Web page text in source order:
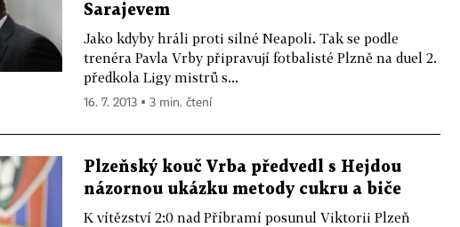
Sarajevem
Jako kdyby hráli proti silné Neapoli. Tak se podle
trenéra Pavla Vrby připravují fotbalisté Plzně na duel 2.
předkola Ligy mistrů s...
16. 7. 2013 ▪ 3 min. čtení
Plzeňský kouč Vrba předvedl s Hejdou
názornou ukázku metody cukru a biče
K vítězství 2:0 nad Příbramí posunul Viktorii Plzeň